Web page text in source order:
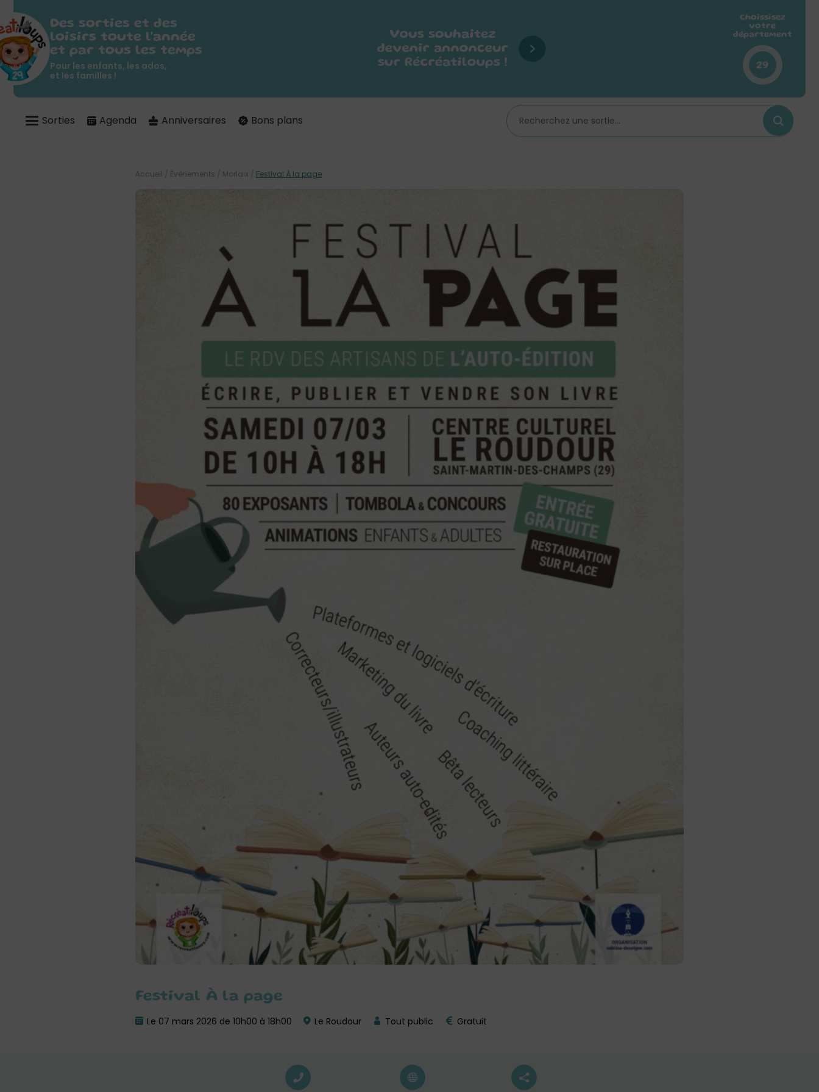
Des sorties et des
loisirs toute l'année
et par tous les temps
Pour les enfants, les ados,
et les familles !
Choissisez
votre
département
29
Sorties Agenda Anniversaires Bons plans
Festival À la page
Le 07 mars 2026 de 10h00 à 18h00 Le Roudour Tout public Gratuit
Accueil / Évènements / Morlaix / Festival À la page